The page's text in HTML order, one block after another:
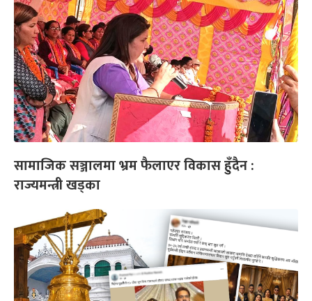
सामाजिक सञ्जालमा भ्रम फैलाएर विकास हुँदैन :
राज्यमन्त्री खड्का